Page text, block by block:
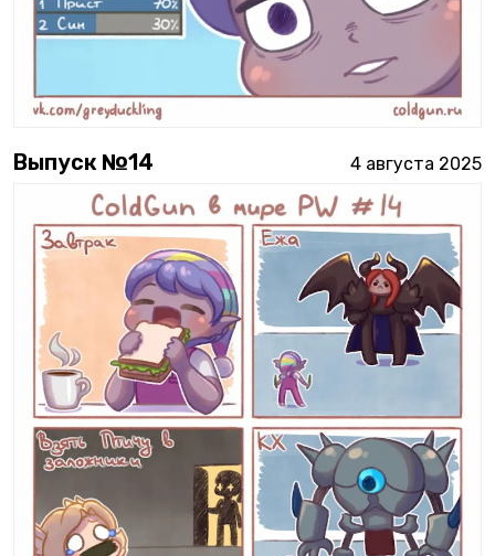
Выпуск №14 4 августа 2025